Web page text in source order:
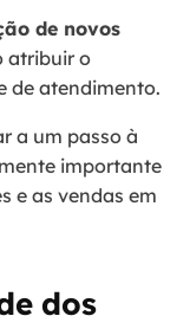
de novos
atribuir o
de atendimento.
a um passo à
importante
e as vendas em
dos